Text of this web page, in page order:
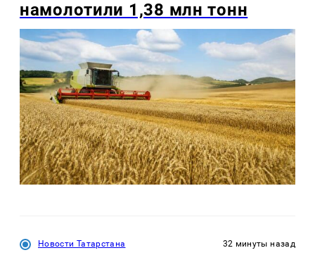
намолотили 1,38 млн тонн
Новости Татарстана 32 минуты назад